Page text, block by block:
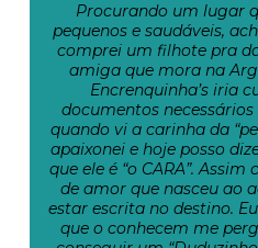
Procurando um lugar
pequenos e saudáveis,
comprei um filhote pra
amiga que mora na
Encrenquinha’s iria
documentos
quando vi a carinha da
apaixonei e hoje posso
que ele é “o CARA”.
de amor que nasceu ao
estar escrita no destino.
que o conhecem me